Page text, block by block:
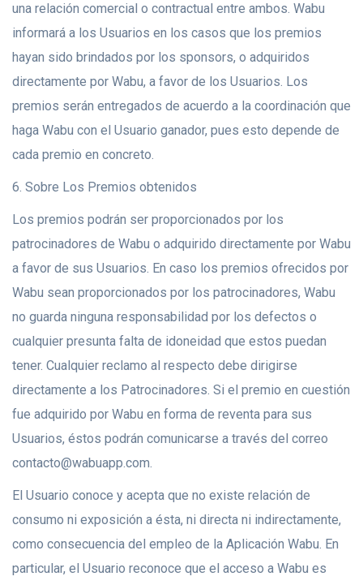
una relación comercial o contractual entre ambos. Wabu
informará a los Usuarios en los casos que los premios
hayan sido brindados por los sponsors, o adquiridos
directamente por Wabu, a favor de los Usuarios. Los
premios serán entregados de acuerdo a la coordinación que
haga Wabu con el Usuario ganador, pues esto depende de
cada premio en concreto.
6. Sobre Los Premios obtenidos
Los premios podrán ser proporcionados por los
patrocinadores de Wabu o adquirido directamente por Wabu
a favor de sus Usuarios. En caso los premios ofrecidos por
Wabu sean proporcionados por los patrocinadores, Wabu
no guarda ninguna responsabilidad por los defectos o
cualquier presunta falta de idoneidad que estos puedan
tener. Cualquier reclamo al respecto debe dirigirse
directamente a los Patrocinadores. Si el premio en cuestión
fue adquirido por Wabu en forma de reventa para sus
Usuarios, éstos podrán comunicarse a través del correo
contacto@wabuapp.com.
El Usuario conoce y acepta que no existe relación de
consumo ni exposición a ésta, ni directa ni indirectamente,
como consecuencia del empleo de la Aplicación Wabu. En
particular, el Usuario reconoce que el acceso a Wabu es